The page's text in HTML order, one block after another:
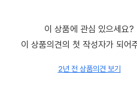
이 상품에 관심 있으세요?
이 상품의견의 첫 작성자가 되어
2년 전 상품의견 보기